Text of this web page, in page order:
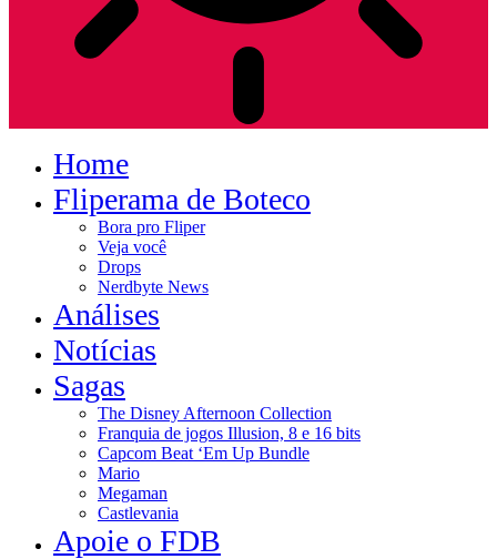
Home
Fliperama de Boteco
Bora pro Fliper
Veja você
Drops
Nerdbyte News
Análises
Notícias
Sagas
The Disney Afternoon Collection
Franquia de jogos Illusion, 8 e 16 bits
Capcom Beat ‘Em Up Bundle
Mario
Megaman
Castlevania
Apoie o FDB